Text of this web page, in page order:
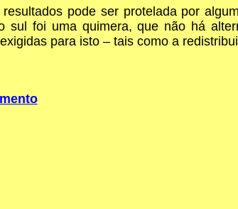
pode ser protelada por
sul foi uma quimera, que não há
para isto – tais como a